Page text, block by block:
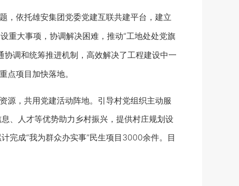
依托雄安集团党委党建互联共建平台，建立
重大事项，协调解决困难，推动“工地处处党旗
调和统筹推进机制，高效解决了工程建设中一
点项目加快落地。
，共用党建活动阵地。引导村党组织主动服
、人才等优势助力乡村振兴，提供村庄规划设
完成“我为群众办实事”民生项目3000余件。目